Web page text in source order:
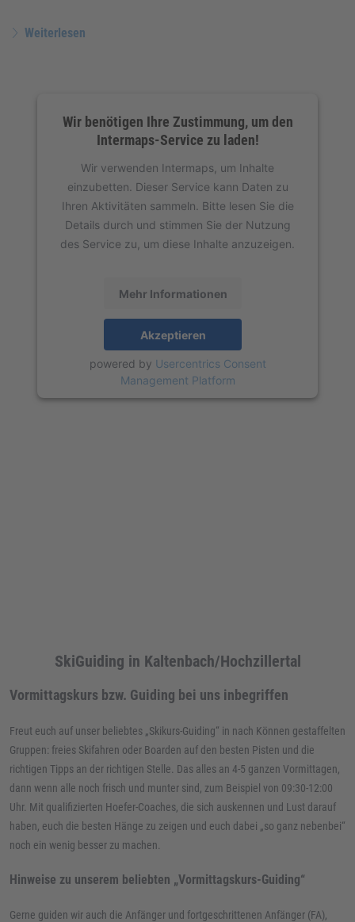
Weiterlesen
Wir benötigen Ihre Zustimmung, um den
Intermaps-Service zu laden!
Wir verwenden Intermaps, um Inhalte
einzubetten. Dieser Service kann Daten zu
Ihren Aktivitäten sammeln. Bitte lesen Sie die
Details durch und stimmen Sie der Nutzung
des Service zu, um diese Inhalte anzuzeigen.
Mehr Informationen
Akzeptieren
powered by Usercentrics Consent
Management Platform
SkiGuiding in Kaltenbach/Hochzillertal
Vormittagskurs bzw. Guiding bei uns inbegriffen
Freut euch auf unser beliebtes „Skikurs-Guiding“ in nach Können gestaffelten
Gruppen: freies Skifahren oder Boarden auf den besten Pisten und die
richtigen Tipps an der richtigen Stelle. Das alles an 4-5 ganzen Vormittagen,
dann wenn alle noch frisch und munter sind, zum Beispiel von 09:30-12:00
Uhr. Mit qualifizierten Hoefer-Coaches, die sich auskennen und Lust darauf
haben, euch die besten Hänge zu zeigen und euch dabei „so ganz nebenbei“
noch ein wenig besser zu machen.
Hinweise zu unserem beliebten „Vormittagskurs-Guiding“
Gerne guiden wir auch die Anfänger und fortgeschrittenen Anfänger (FA),